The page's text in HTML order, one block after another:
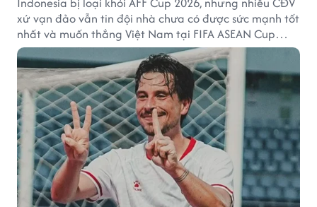
xứ vạn đảo vẫn tin đội nhà chưa có được sức mạnh tốt
nhất và muốn thắng Việt Nam tại FIFA ASEAN Cup
2026.